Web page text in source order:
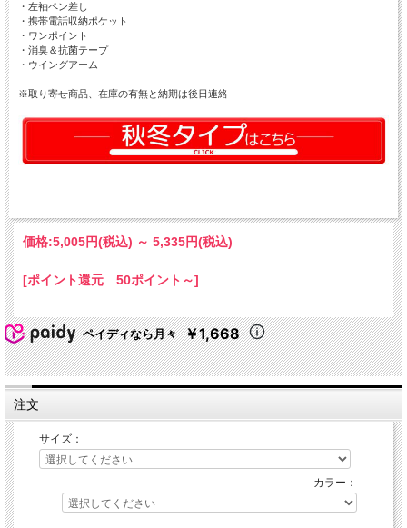
・左袖ペン差し
・携帯電話収納ポケット
・ワンポイント
・消臭＆抗菌テープ
・ウイングアーム
※取り寄せ商品、在庫の有無と納期は後日連絡
価格:5,005円(税込) ～ 5,335円(税込)
[ポイント還元 50ポイント～]
ペイディなら月々 ￥1,668
注文
サイズ：
カラー：